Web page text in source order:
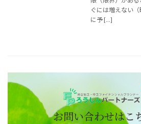
ぐには増えない
に予 […]
お問い合わせはこ